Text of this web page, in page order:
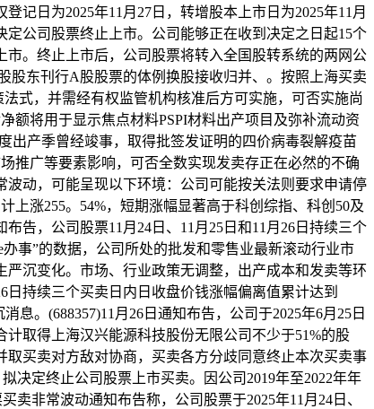
记日为2025年11月27日，转增股本上市日为2025年11月
公司股票终止上市。公司能够正在收到决定之日起15个
。终止上市后，公司股票将转入全国股转系统的两网公
股东刊行A股股票的体例换股接收归并、。按照上海买卖
式，并需经有权监管机构核准后方可实施，可否实施尚
额将用于显示焦点材料PSPI材料出产项目及弥补流动资
出产季曾经竣事，取得批签发证明的四价病毒裂解疫苗
推广等要素影响，可否全数实现发卖存正在必然的不确
动，可能呈现以下环境：公司可能按关法则要求申请停
上涨255。54%，短期涨幅显著高于科创综指、科创50及
告，公司股票11月24日、11月25日和11月26日持续三个
事”的数据，公司所处的批发和零售业最新滚动行业市
沉变化。市场、行业政策无调整，出产成本和发卖等环
持续三个买卖日内日收盘价钱涨幅偏离值累计达到
。(688357)11月26日通知布告，公司于2025年6月25日
取得上海汉兴能源科技股份无限公司不少于51%的股
买卖对方敌对协商，买卖各方分歧同意终止本次买卖事
决定终止公司股票上市买卖。因公司2019年至2022年年
卖非常波动通知布告称，公司股票于2025年11月24日、